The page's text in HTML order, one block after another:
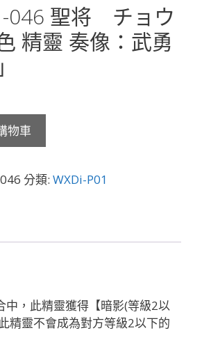
046 聖将 チョウ
精靈 奏像：武勇
物車
分類: WXDi-P01
中，此精靈獲得【暗影(等級2以
精靈不會成為對方等級2以下的